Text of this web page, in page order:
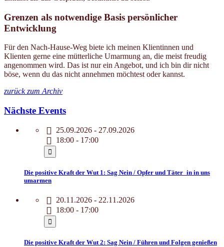
Grenzen als notwendige Basis persönlicher
Entwicklung
Für den Nach-Hause-Weg biete ich meinen Klientinnen und
Klienten gerne eine mütterliche Umarmung an, die meist freudig
angenommen wird. Das ist nur ein Angebot, und ich bin dir nicht
böse, wenn du das nicht annehmen möchtest oder kannst.
zurück zum Archiv
Nächste Events
25.09.2026 - 27.09.2026
18:00 - 17:00
Die positive Kraft der Wut 1: Sag Nein / Opfer und Täter_in in uns
umarmen
20.11.2026 - 22.11.2026
18:00 - 17:00
Die positive Kraft der Wut 2: Sag Nein / Führen und Folgen genießen